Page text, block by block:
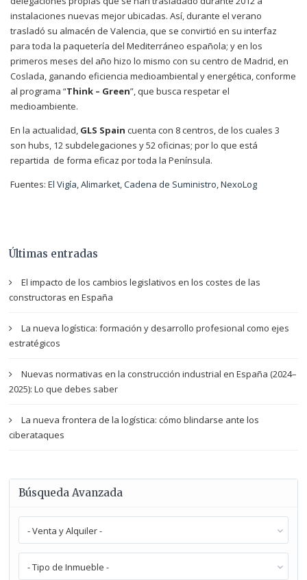
instalaciones nuevas mejor ubicadas. Así, durante el verano
trasladó su almacén de Valencia, que se convirtió en su interfaz
para toda la paquetería del Mediterráneo española; y en los
primeros meses del año hizo lo mismo con su centro de Madrid, en
Coslada, ganando eficiencia medioambiental y energética, conforme
al programa “Think – Green”, que busca respetar el
medioambiente.
En la actualidad, GLS Spain cuenta con 8 centros, de los cuales 3
son hubs, 12 subdelegaciones y 52 oficinas; por lo que está
repartida de forma eficaz por toda la Península.
Fuentes: El Vigía,Alimarket,Cadena de Suministro,NexoLog
Últimas entradas
El impacto de los cambios legislativos en los costes de las
constructoras en España
La nueva logística: formación y desarrollo profesional como ejes
estratégicos
Nuevas normativas en la construcción industrial en España (2024–
2025): Lo que debes saber
La nueva frontera de la logística: cómo blindarse ante los
ciberataques
Búsqueda Avanzada
- Venta y Alquiler -
- Tipo de Inmueble -